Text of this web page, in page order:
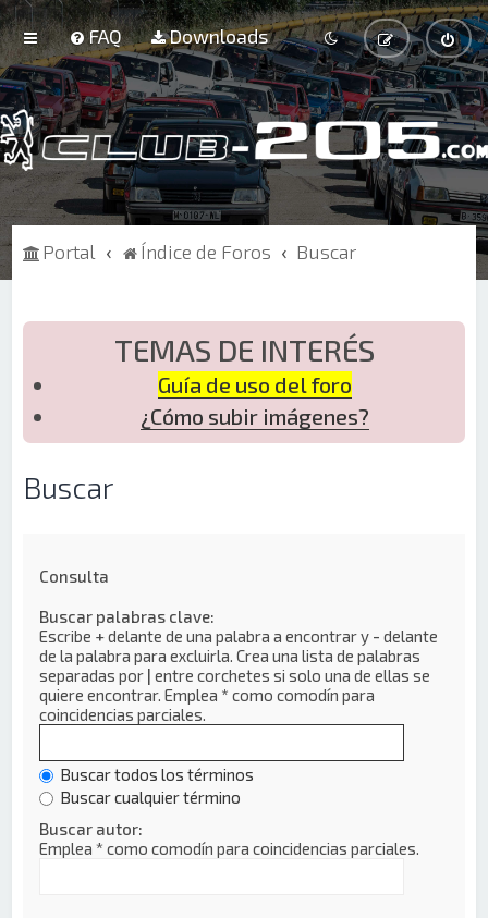
FAQ Downloads
Portal Índice de Foros Buscar
TEMAS DE INTERÉS
Guía de uso del foro
¿Cómo subir imágenes?
Buscar
Consulta
Buscar palabras clave:
Escribe +delante de una palabra a encontrar y - delante
de la palabra para excluirla. Crea una lista de palabras
separadas por | entre corchetes si solo una de ellas se
quiere encontrar. Emplea * como comodín para
coincidencias parciales.
Buscar todos los términos
Buscar cualquier término
Buscar autor:
Emplea * como comodín para coincidencias parciales.